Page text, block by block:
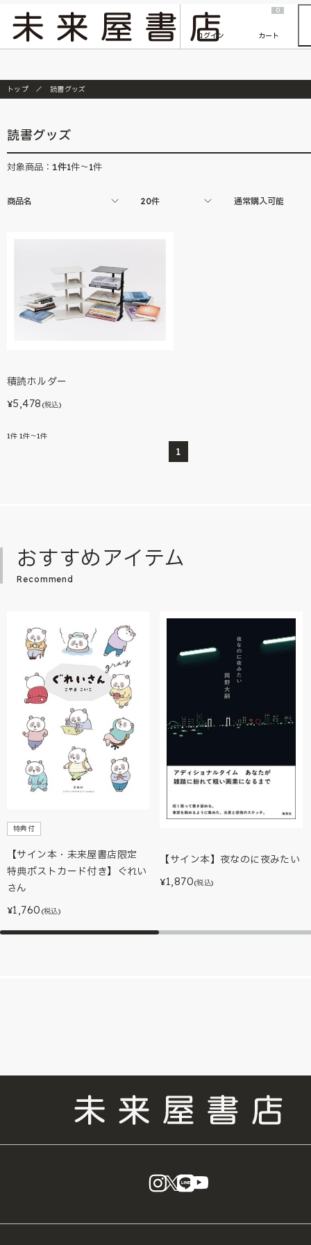
『ONE PIECE magazine 021 ONE PIECEカード付き同梱版』発売延期のご案内
ログイン
0
カート
トップ 読書グッズ
読書グッズ
対象商品： 1件1件～1件
商品名 20件 通常購入可能
積読ホルダー
¥5,478 (税込)
1件 1件～1件
1
おすすめアイテム
Recommend
特典付
【サイン本・未来屋書店限定
特典ポストカード付き】ぐれい
さん
¥1,760 (税込)
【サイン本】夜なのに夜みたい
¥1,870(税込)
instagram
X LINE